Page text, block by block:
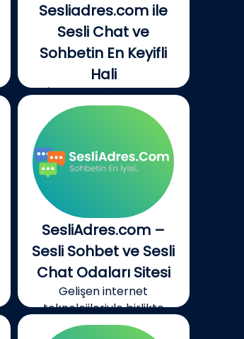
Sesliadres.com ile
Sesli Chat ve
Sohbetin En Keyifli
Hali
İnternet dünyasında
insanlarla iletişim
SesliAdres.com –
Sesli Sohbet ve Sesli
Chat Odaları Sitesi
Gelişen internet
teknolojileriyle birlikte
dijital...